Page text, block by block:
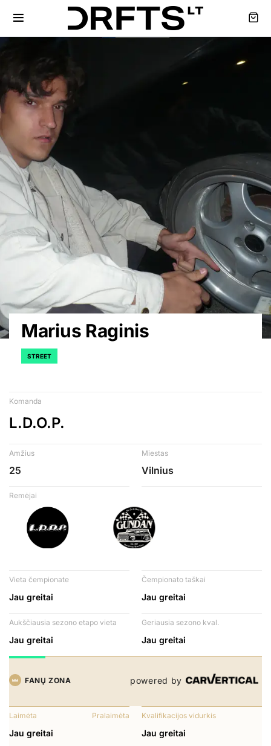
Marius Raginis
STREET
Komanda
L.D.O.P.
Amžius
25
Miestas
Vilnius
Remėjai
Vieta čempionate
Jau greitai
Čempionato taškai
Jau greitai
Aukščiausia sezono etapo vieta
Jau greitai
Geriausia sezono kval.
Jau greitai
FANŲ ZONA powered by
Laimėta Pralaimėta
Jau greitai
Kvalifikacijos vidurkis
Jau greitai